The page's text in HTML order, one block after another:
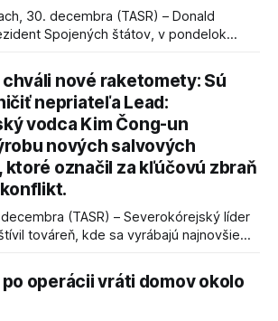
30. decembra (TASR) – Donald
Spojených štátov, v pondelok
dosiahnutie prímeria v Gaze. Agentúra
vyjadril presvedčenie, že Izrael plní
o prí
nové raketomety: Sú
nepriateľa Lead:
vodca Kim Čong-un
nových salvových
označil za kľúčovú zbraň
(TASR) – Severokórejský líder
továreň, kde sa vyrábajú najnovšie
o tom štátne médiá KĽDR, na ktoré
AFP.
operácii vráti domov okolo